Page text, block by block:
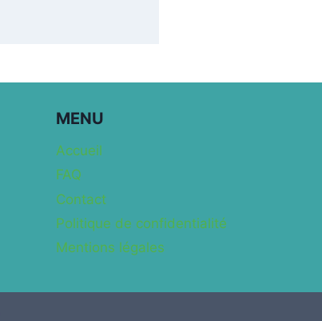
MENU
Accueil
FAQ
Contact
Politique de confidentialité
Mentions légales